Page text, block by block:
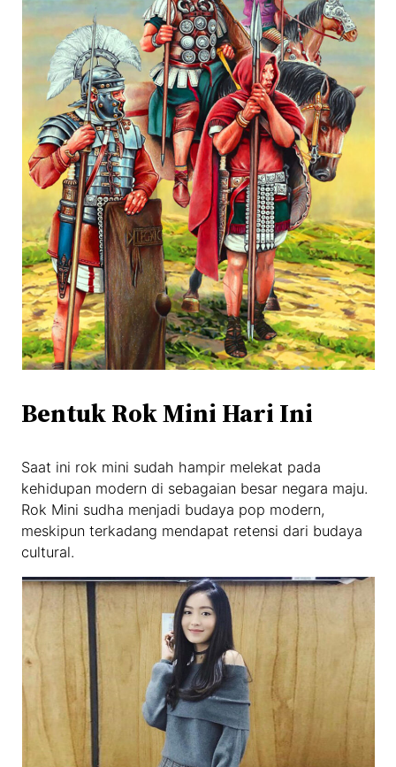
Bentuk Rok Mini Hari Ini
Saat ini rok mini sudah hampir melekat pada
kehidupan modern di sebagaian besar negara maju.
Rok Mini sudha menjadi budaya pop modern,
meskipun terkadang mendapat retensi dari budaya
cultural.